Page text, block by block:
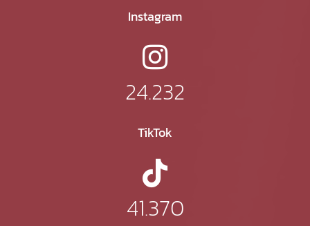
Instagram
24.232
TikTok
41.370